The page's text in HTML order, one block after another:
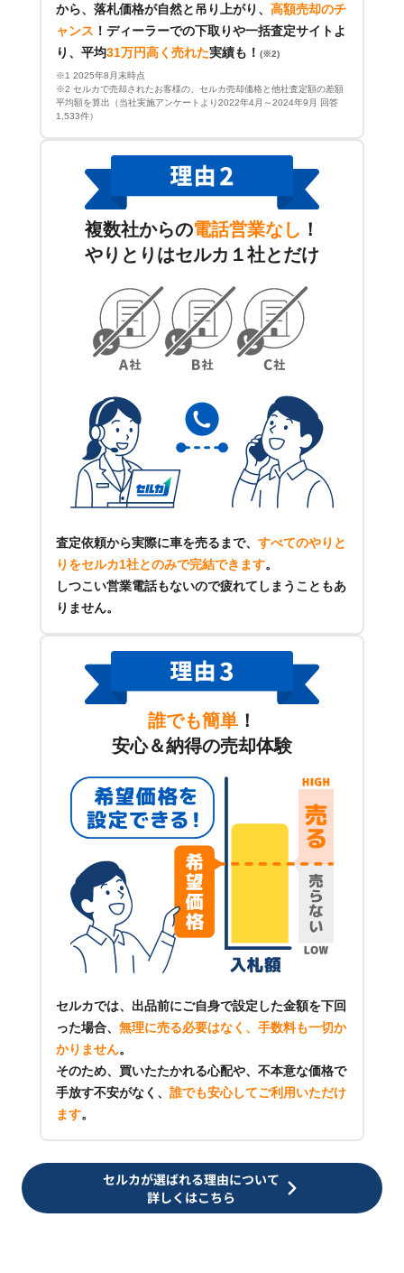
から、落札価格が自然と吊り上がり、 高額売却のチ
ャンス ！ ディーラーでの下取りや一括査定サイトよ
り、平均31万円高く売れた実績も！ (※2)
※1 2025年8月末時点
※2 セルカで売却されたお客様の、セルカ売却価格と他社査定額の差額
平均額を算出（当社実施アンケートより2022年4月～2024年9月 回答
1,533件）
複数社からの電話営業なし ！
やりとりはセルカ１社とだけ
査定依頼から実際に車を売るまで、 すべてのやりと
りをセルカ1社とのみで完結できます。
しつこい営業電話もないので疲れてしまうこともあ
りません。
誰でも簡単 ！
安心＆納得の売却体験
セルカでは、出品前にご自身で設定した金額を下回
った場合、 無理に売る必要はなく、手数料も一切か
かりません。
そのため、買いたたかれる心配や、不本意な価格で
手放す不安がなく、 誰でも安心してご利用いただけ
ます。
セルカが選ばれる理由について
詳しくはこちら